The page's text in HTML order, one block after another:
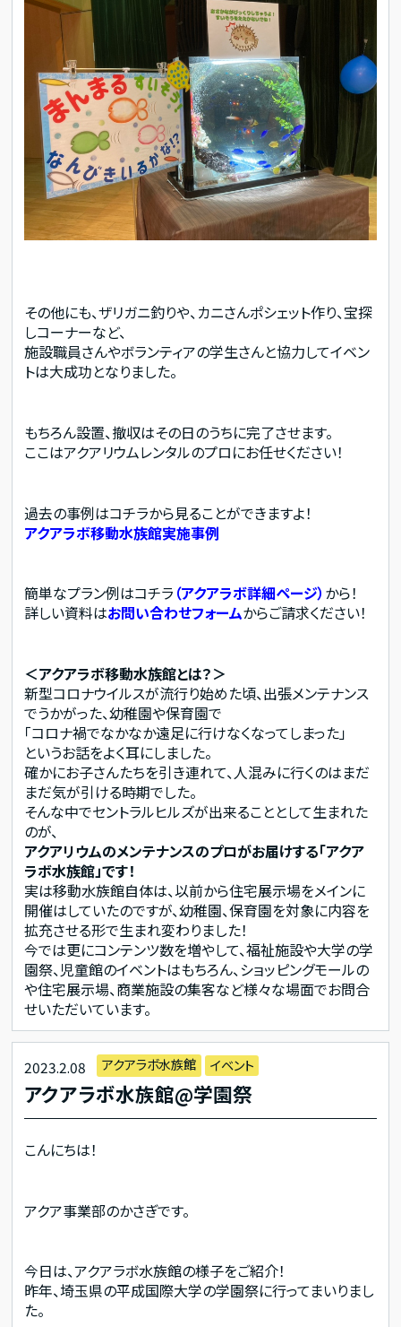
その他にも、ザリガニ釣りや、カニさんポシェット作り、宝探
しコーナーなど、
施設職員さんやボランティアの学生さんと協力してイベン
トは大成功となりました。
もちろん設置、撤収はその日のうちに完了させます。
ここはアクアリウムレンタルのプロにお任せください！
過去の事例はコチラから見ることができますよ！
アクアラボ移動水族館実施事例
簡単なプラン例はコチラ （アクアラボ詳細ページ） から！
詳しい資料はお問い合わせフォームからご請求ください！
＜アクアラボ移動水族館とは？＞
新型コロナウイルスが流行り始めた頃、出張メンテナンス
でうかがった、幼稚園や保育園で
「コロナ禍でなかなか遠足に行けなくなってしまった」
というお話をよく耳にしました。
確かにお子さんたちを引き連れて、人混みに行くのはまだ
まだ気が引ける時期でした。
そんな中でセントラルヒルズが出来ることとして生まれた
のが、
アクアリウムのメンテナンスのプロがお届けする「アクア
ラボ水族館」です！
実は移動水族館自体は、以前から住宅展示場をメインに
開催はしていたのですが、幼稚園、保育園を対象に内容を
拡充させる形で生まれ変わりました！
今では更にコンテンツ数を増やして、福祉施設や大学の学
園祭、児童館のイベントはもちろん、ショッピングモールの
や住宅展示場、商業施設の集客など様々な場面でお問合
せいただいています。
2023.2.08 アクアラボ水族館 イベント
アクアラボ水族館@学園祭
こんにちは！
アクア事業部のかさぎです。
今日は、アクアラボ水族館の様子をご紹介！
昨年、埼玉県の平成国際大学の学園祭に行ってまいりまし
た。